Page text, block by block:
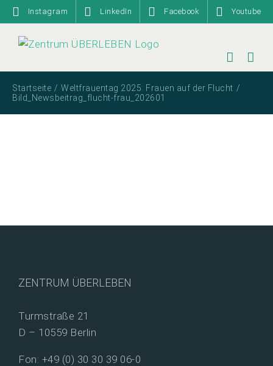
Zum
Inhalt
springen
Instagram LinkedIn Facebook Youtube
Startseite
Weltfrauentag 2025: Frauen auf der Flucht
Bild_Newsbeitrag_flucht-frau_202601
ZENTRUM ÜBERLEBEN
Turmstraße 21
D – 10559 Berlin
Fon: +49 (0) 30 30 39 06-0